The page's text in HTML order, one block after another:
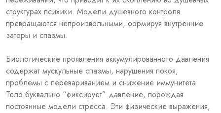
структурах психики. Модели душевного контроля
превращаются непроизвольными, формируя внутренние
заторы и спазмы.
Биологические проявления аккумулированного давления
содержат мускульные спазмы, нарушения покоя,
проблемы с перевариванием и снижение иммунитета.
Тело буквально “фиксирует” давление, порождая
постоянные модели стресса. Эти физические выражения,